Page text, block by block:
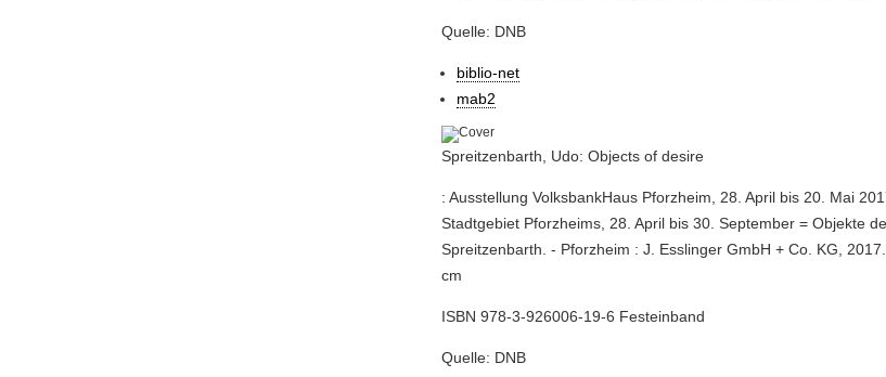
Quelle: DNB
biblio-net
mab2
Spreitzenbarth, Udo: Objects of desire
: Ausstellung VolksbankHaus Pforzheim, 28. April bis 20. Mai
Stadtgebiet Pforzheims, 28. April bis 30. September = Objekte
Spreitzenbarth. - Pforzheim : J. Esslinger GmbH + Co. KG,
cm
ISBN 978-3-926006-19-6 Festeinband
Quelle: DNB